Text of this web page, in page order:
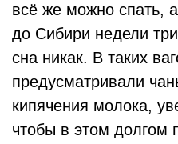
всё же можно спать,
до Сибири недели
сна никак. В таких
предусматривали
кипячения молока,
чтобы в этом долгом